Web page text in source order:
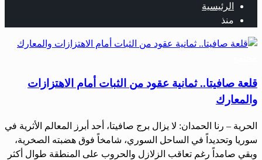
الرئيسية
منذ
قلعة صافيتا.. ثمانية عقود من الثبات أمام الاهتزازات
والمعارك
الحرية – رنا الحمدان: لا يزال برج صافيتا، أحد أبرز المعالم الأثرية في
سوريا وتحديداً في الساحل السوري، شامخاً فوق هضبته الصخرية،
وبقي صامداً رغم تعاقب الزلازل والحروب على المنطقة طوال أكثر